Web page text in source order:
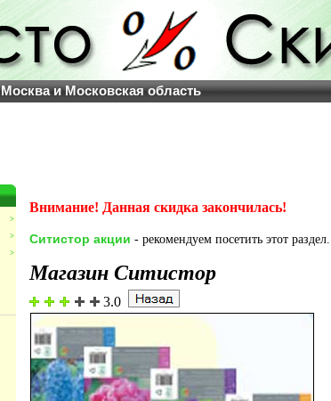
Москва и Московская область
>
>
>
Внимание! Данная скидка закончилась!
Ситистор акции - рекомендуем посетить этот раздел.
Магазин Ситистор
3.0